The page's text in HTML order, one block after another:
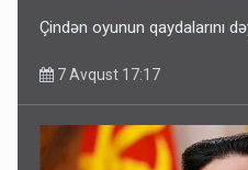
Çindən oyunun qaydalarını
7 Avqust 17:17